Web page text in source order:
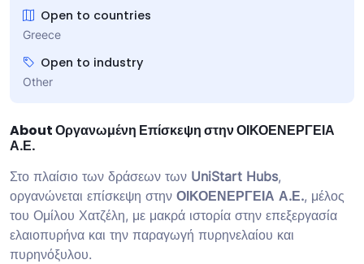
Open to countries
Greece
Open to industry
Other
About Οργανωμένη Επίσκεψη στην ΟΙΚΟΕΝΕΡΓΕΙΑ
Α.Ε.
Στο πλαίσιο των δράσεων των UniStart Hubs,
οργανώνεται επίσκεψη στην ΟΙΚΟΕΝΕΡΓΕΙΑ Α.Ε., μέλος
του Ομίλου Χατζέλη, με μακρά ιστορία στην επεξεργασία
ελαιοπυρήνα και την παραγωγή πυρηνελαίου και
πυρηνόξυλου.